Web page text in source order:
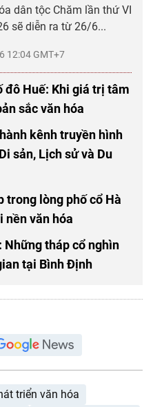
12:04 GMT+7
dân tộc Chăm lần thứ VI
sẽ diễn ra từ 26/6...
Huế: Khi giá trị tâm
sắc văn hóa
kênh truyền hình
sản, Lịch sử và Du
trong lòng phố cổ Hà
nền văn hóa
Những tháp cổ nghìn
tại Bình Định
triển văn hóa